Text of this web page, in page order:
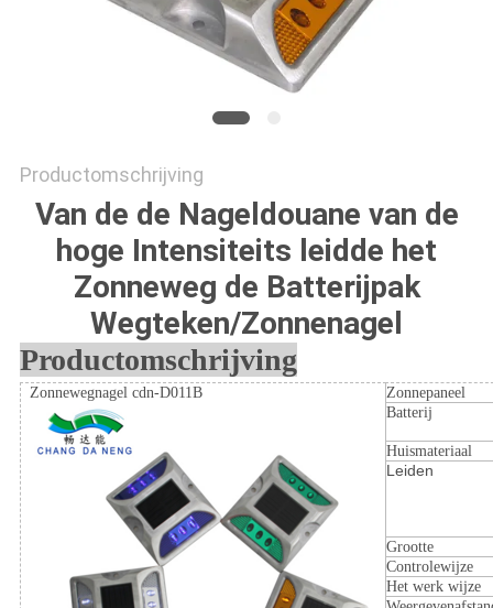
Productomschrijving
Van de de Nageldouane van de
hoge Intensiteits leidde het
Zonneweg de Batterijpak
Wegteken/Zonnenagel
Productomschrijving
Zonnewegnagel cdn-D011B
Zonnepaneel
Batterij
Huismateriaal
Leiden
Grootte
Controlewijze
Het werk wijze